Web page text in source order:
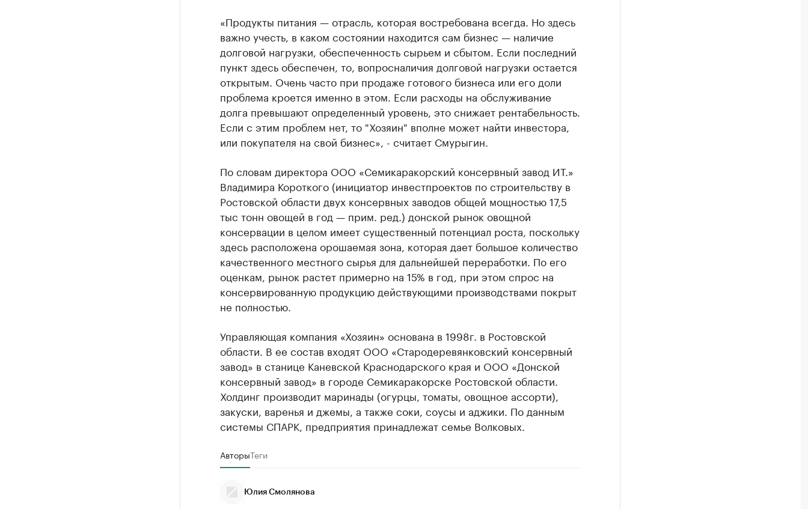
«Продукты питания — отрасль, которая востребована всегда. Но здесь
важно учесть, в каком состоянии находится сам бизнес — наличие
долговой нагрузки, обеспеченность сырьем и сбытом. Если последний
пункт здесь обеспечен, то, вопросналичия долговой нагрузки остается
открытым. Очень часто при продаже готового бизнеса или его доли
проблема кроется именно в этом. Если расходы на обслуживание
долга превышают определенный уровень, это снижает рентабельность.
Если с этим проблем нет, то "Хозяин" вполне может найти инвестора,
или покупателя на свой бизнес», - считает Смурыгин.
По словам директора ООО «Семикаракорский консервный завод ИТ.»
Владимира Короткого (инициатор инвестпроектов по строительству в
Ростовской области двух консервных заводов общей мощностью 17,5
тыс тонн овощей в год — прим. ред.) донской рынок овощной
консервации в целом имеет существенный потенциал роста, поскольку
здесь расположена орошаемая зона, которая дает большое количество
качественного местного сырья для дальнейшей переработки. По его
оценкам, рынок растет примерно на 15% в год, при этом спрос на
консервированную продукцию действующими производствами покрыт
не полностью.
Управляющая компания «Хозяин» основана в 1998г. в Ростовской
области. В ее состав входят ООО «Стародеревянковский консервный
завод» в станице Каневской Краснодарского края и ООО «Донской
консервный завод» в городе Семикаракорске Ростовской области.
Холдинг производит маринады (огурцы, томаты, овощное ассорти),
закуски, варенья и джемы, а также соки, соусы и аджики. По данным
системы СПАРК, предприятия принадлежат семье Волковых.
АвторыТеги
Юлия Смолянова